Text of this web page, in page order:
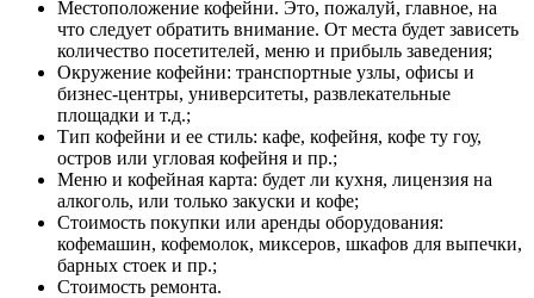
Местоположение кофейни. Это, пожалуй, главное, на
что следует обратить внимание. От места будет зависеть
количество посетителей, меню и прибыль заведения;
Окружение кофейни: транспортные узлы, офисы и
бизнес-центры, университеты, развлекательные
площадки и т.д.;
Тип кофейни и ее стиль: кафе, кофейня, кофе ту гоу,
остров или угловая кофейня и пр.;
Меню и кофейная карта: будет ли кухня, лицензия на
алкоголь, или только закуски и кофе;
Стоимость покупки или аренды оборудования:
кофемашин, кофемолок, миксеров, шкафов для выпечки,
барных стоек и пр.;
Стоимость ремонта.